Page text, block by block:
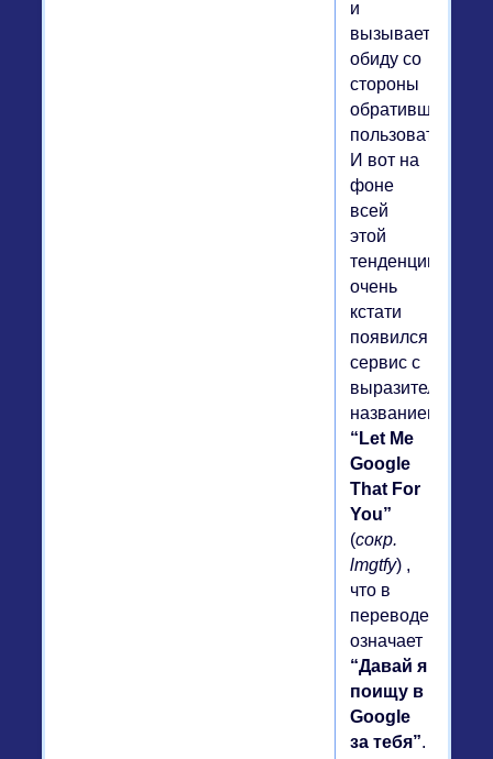
и
вызывает
обиду со
стороны
обратившегося
пользователя.
И вот на
фоне
всей
этой
тенденции,
очень
кстати
появился
сервис с
выразительным
названием
“Let Me
Google
That For
You”
(сокр.
lmgtfy) ,
что в
переводе
означает
“Давай я
поищу в
Google
за тебя”.